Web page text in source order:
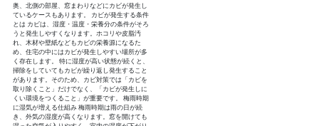
奥、北側の部屋、窓まわりなどにカビが発生し
ているケースもあります。 カビが発生する条件
とは カビは、湿度・温度・栄養分の条件がそろ
うと発生しやすくなります。ホコリや皮脂汚
れ、木材や壁紙などもカビの栄養源になるた
め、住宅の中にはカビが発生しやすい場所が多
く存在します。 特に湿度が高い状態が続くと、
掃除をしていてもカビが繰り返し発生すること
があります。そのため、カビ対策では「カビを
取り除くこと」だけでなく、「カビが発生しに
くい環境をつくること」が重要です。 梅雨時期
に湿気が増える仕組み 梅雨時期は雨の日が続
き、外気の湿度が高くなります。窓を開けても